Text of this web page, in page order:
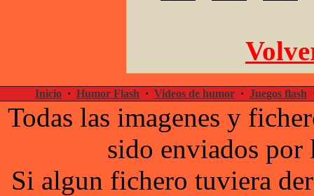
Inicio · Humor Flash · Videos de humor · Juegos flash
Todas las imagenes y
sido enviados por
Si algun fichero tuviera